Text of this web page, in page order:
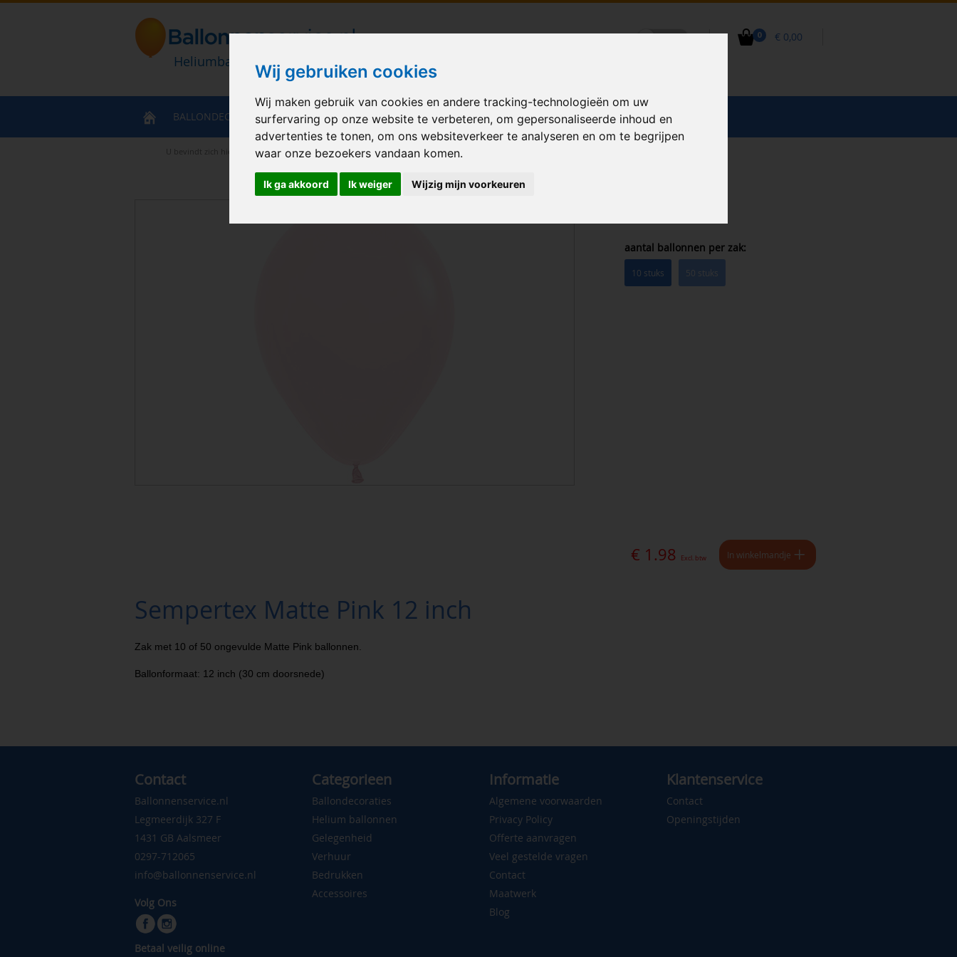
Wij gebruiken cookies
Wij maken gebruik van cookies en andere tracking-technologieën om uw
surfervaring op onze website te verbeteren, om gepersonaliseerde inhoud en
advertenties te tonen, om ons websiteverkeer te analyseren en om te begrijpen
waar onze bezoekers vandaan komen.
Ik ga akkoord Ik weiger Wijzig mijn voorkeuren
0 € 0,00
Heliumballonnen en ballondecoraties bezorgd in heel Nederland
U bevindt zich hier Home > Sempertex Matte Pink 12 inch
BALLONDECORATIES HELIUM BALLONNEN GELEGENHEID VERHUUR BEDRUKKEN ACCESSOIRES
aantal ballonnen per zak:
10 stuks 50 stuks
€ 1.98 Excl. btw In winkelmandje
Sempertex Matte Pink 12 inch
Zak met 10 of 50 ongevulde Matte Pink ballonnen.
Ballonformaat: 12 inch (30 cm doorsnede)
Contact
Ballonnenservice.nl
Legmeerdijk 327 F
1431 GB Aalsmeer
0297-712065
info@ballonnenservice.nl
Volg Ons
Categorieen
Ballondecoraties
Helium ballonnen
Gelegenheid
Verhuur
Bedrukken
Accessoires
Informatie
Algemene voorwaarden
Privacy Policy
Offerte aanvragen
Veel gestelde vragen
Contact
Maatwerk
Blog
Klantenservice
Contact
Openingstijden
Betaal veilig online